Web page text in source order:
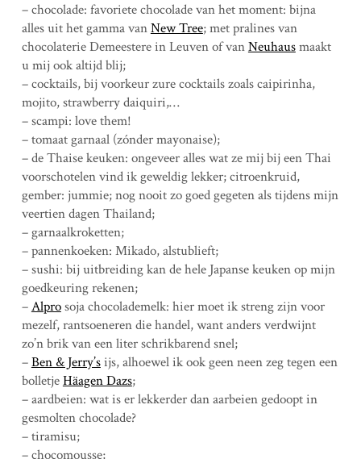
– chocolade: favoriete chocolade van het moment: bijna
alles uit het gamma vanNew Tree; met pralines van
chocolaterie Demeestere in Leuven of vanNeuhausmaakt
u mij ook altijd blij;
– cocktails, bij voorkeur zure cocktails zoals caipirinha,
mojito, strawberry daiquiri,…
– scampi: love them!
– tomaat garnaal (zónder mayonaise);
– de Thaise keuken: ongeveer alles wat ze mij bij een Thai
voorschotelen vind ik geweldig lekker; citroenkruid,
gember: jummie; nog nooit zo goed gegeten als tijdens mijn
veertien dagen Thailand;
– garnaalkroketten;
– pannenkoeken: Mikado, alstublieft;
– sushi: bij uitbreiding kan de hele Japanse keuken op mijn
goedkeuring rekenen;
–Alprosoja chocolademelk: hier moet ik streng zijn voor
mezelf, rantsoeneren die handel, want anders verdwijnt
zo’n brik van een liter schrikbarend snel;
–Ben & Jerry’sijs, alhoewel ik ook geen neen zeg tegen een
bolletjeHäagen Dazs;
– aardbeien: wat is er lekkerder dan aarbeien gedoopt in
gesmolten chocolade?
– tiramisu;
– chocomousse;